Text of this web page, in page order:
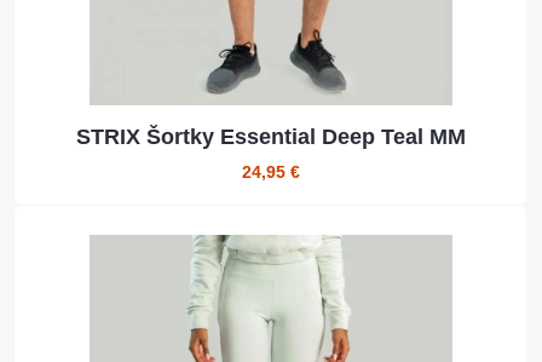
STRIX Šortky Essential Deep Teal MM
24,95 €